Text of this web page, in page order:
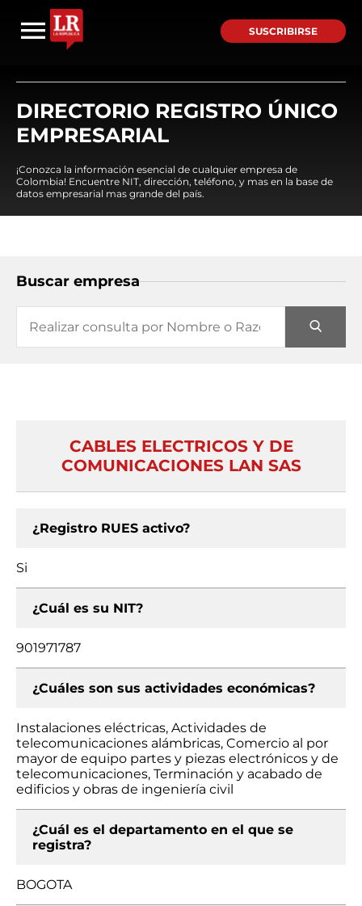
SUSCRIBIRSE
DIRECTORIO REGISTRO ÚNICO
EMPRESARIAL
¡Conozca la información esencial de cualquier empresa de
Colombia! Encuentre NIT, dirección, teléfono, y mas en la base de
datos empresarial mas grande del país.
Buscar empresa
CABLES ELECTRICOS Y DE
COMUNICACIONES LAN SAS
¿Registro RUES activo?
Si
¿Cuál es su NIT?
901971787
¿Cuáles son sus actividades económicas?
Instalaciones eléctricas, Actividades de
telecomunicaciones alámbricas, Comercio al por
mayor de equipo partes y piezas electrónicos y de
telecomunicaciones, Terminación y acabado de
edificios y obras de ingeniería civil
¿Cuál es el departamento en el que se
registra?
BOGOTA